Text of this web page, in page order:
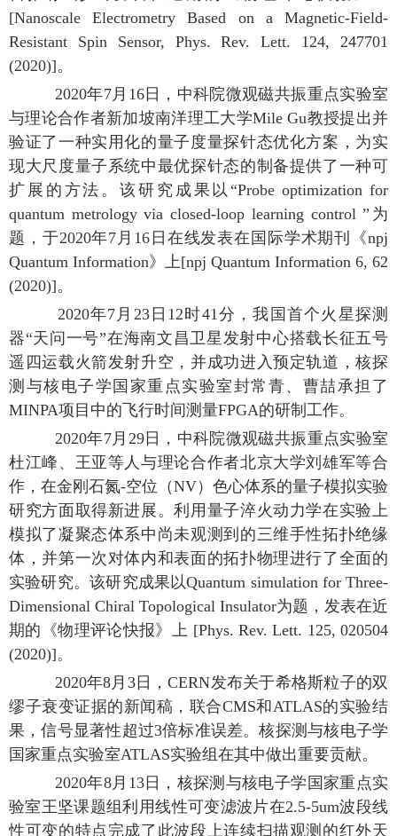
[Nanoscale Electrometry Based on a Magnetic-Field-
Resistant Spin Sensor, Phys. Rev. Lett. 124, 247701
(2020)]。
2020年7月16日，中科院微观磁共振重点实验室
与理论合作者新加坡南洋理工大学Mile Gu教授提出并
验证了一种实用化的量子度量探针态优化方案，为实
现大尺度量子系统中最优探针态的制备提供了一种可
扩展的方法。该研究成果以“Probe optimization for
quantum metrology via closed-loop learning control ”为
题，于2020年7月16日在线发表在国际学术期刊《npj
Quantum Information》上[npj Quantum Information 6, 62
(2020)]。
2020年7月23日12时41分，我国首个火星探测
器“天问一号”在海南文昌卫星发射中心搭载长征五号
遥四运载火箭发射升空，并成功进入预定轨道，核探
测与核电子学国家重点实验室封常青、曹喆承担了
MINPA项目中的飞行时间测量FPGA的研制工作。
2020年7月29日，中科院微观磁共振重点实验室
杜江峰、王亚等人与理论合作者北京大学刘雄军等合
作，在金刚石氮-空位（NV）色心体系的量子模拟实验
研究方面取得新进展。利用量子淬火动力学在实验上
模拟了凝聚态体系中尚未观测到的三维手性拓扑绝缘
体，并第一次对体内和表面的拓扑物理进行了全面的
实验研究。该研究成果以Quantum simulation for Three-
Dimensional Chiral Topological Insulator为题，发表在近
期的《物理评论快报》上 [Phys. Rev. Lett. 125, 020504
(2020)]。
2020年8月3日，CERN发布关于希格斯粒子的双
缪子衰变证据的新闻稿，联合CMS和ATLAS的实验结
果，信号显著性超过3倍标准误差。核探测与核电子学
国家重点实验室ATLAS实验组在其中做出重要贡献。
2020年8月13日，核探测与核电子学国家重点实
验室王坚课题组利用线性可变滤波片在2.5-5um波段线
性可变的特点完成了此波段上连续扫描观测的红外天